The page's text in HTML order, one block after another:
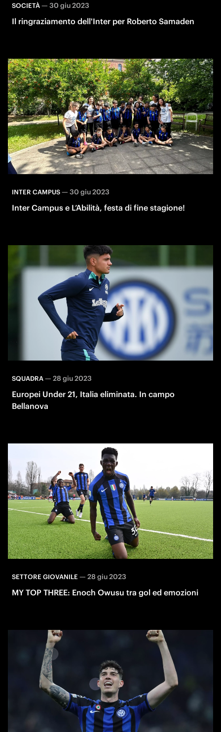
SOCIETÀ— 30 giu 2023
Il ringraziamento dell'Inter per Roberto Samaden
INTER CAMPUS— 30 giu 2023
Inter Campus e L’Abilità, festa di fine stagione!
SQUADRA— 28 giu 2023
Europei Under 21, Italia eliminata. In campo
Bellanova
SETTORE GIOVANILE— 28 giu 2023
MY TOP THREE: Enoch Owusu tra gol ed emozioni